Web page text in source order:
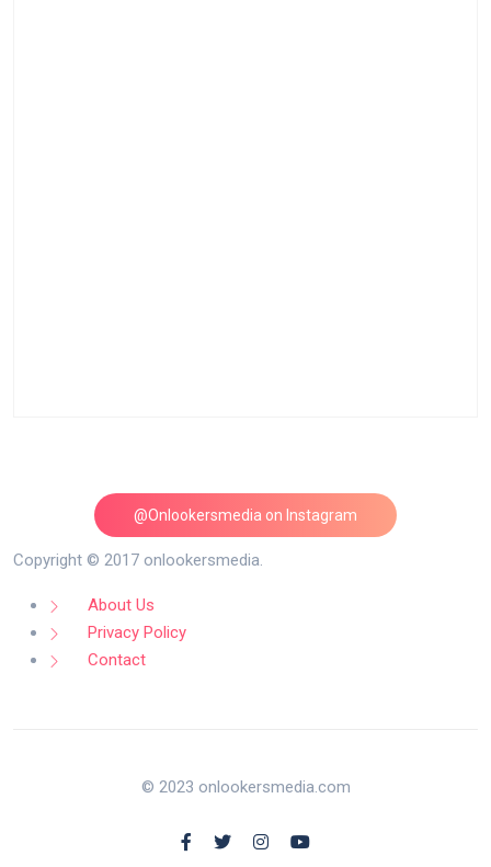
@Onlookersmedia on Instagram
Follow on Instagram
Copyright © 2017 onlookersmedia.
About Us
Privacy Policy
Contact
© 2023 onlookersmedia.com